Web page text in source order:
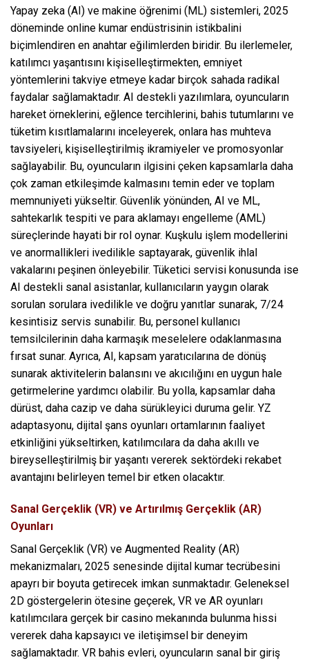
Yapay zeka (AI) ve makine öğrenimi (ML) sistemleri, 2025
döneminde online kumar endüstrisinin istikbalini
biçimlendiren en anahtar eğilimlerden biridir. Bu ilerlemeler,
katılımcı yaşantısını kişiselleştirmekten, emniyet
yöntemlerini takviye etmeye kadar birçok sahada radikal
faydalar sağlamaktadır. AI destekli yazılımlara, oyuncuların
hareket örneklerini, eğlence tercihlerini, bahis tutumlarını ve
tüketim kısıtlamalarını inceleyerek, onlara has muhteva
tavsiyeleri, kişiselleştirilmiş ikramiyeler ve promosyonlar
sağlayabilir. Bu, oyuncuların ilgisini çeken kapsamlarla daha
çok zaman etkileşimde kalmasını temin eder ve toplam
memnuniyeti yükseltir. Güvenlik yönünden, AI ve ML,
sahtekarlık tespiti ve para aklamayı engelleme (AML)
süreçlerinde hayati bir rol oynar. Kuşkulu işlem modellerini
ve anormallikleri ivedilikle saptayarak, güvenlik ihlal
vakalarını peşinen önleyebilir. Tüketici servisi konusunda ise
AI destekli sanal asistanlar, kullanıcıların yaygın olarak
sorulan sorulara ivedilikle ve doğru yanıtlar sunarak, 7/24
kesintisiz servis sunabilir. Bu, personel kullanıcı
temsilcilerinin daha karmaşık meselelere odaklanmasına
fırsat sunar. Ayrıca, AI, kapsam yaratıcılarına de dönüş
sunarak aktivitelerin balansını ve akıcılığını en uygun hale
getirmelerine yardımcı olabilir. Bu yolla, kapsamlar daha
dürüst, daha cazip ve daha sürükleyici duruma gelir. YZ
adaptasyonu, dijital şans oyunları ortamlarının faaliyet
etkinliğini yükseltirken, katılımcılara da daha akıllı ve
bireyselleştirilmiş bir yaşantı vererek sektördeki rekabet
avantajını belirleyen temel bir etken olacaktır.
Sanal Gerçeklik (VR) ve Artırılmış Gerçeklik (AR)
Oyunları
Sanal Gerçeklik (VR) ve Augmented Reality (AR)
mekanizmaları, 2025 senesinde dijital kumar tecrübesini
apayrı bir boyuta getirecek imkan sunmaktadır. Geleneksel
2D göstergelerin ötesine geçerek, VR ve AR oyunları
katılımcılara gerçek bir casino mekanında bulunma hissi
vererek daha kapsayıcı ve iletişimsel bir deneyim
sağlamaktadır. VR bahis evleri, oyuncuların sanal bir giriş